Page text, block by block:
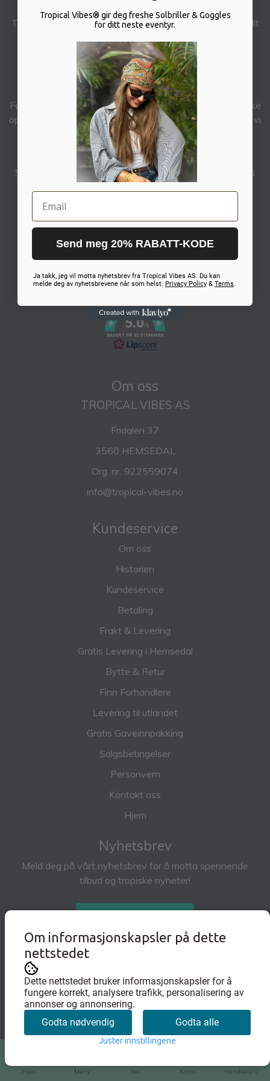
Hjem Meny Søk Konto Handlekurv
Tropical Vibes® handler om å gjøre det du elsker, leve fullt
hvert øyeblikk!
| FOLLOW YOUR PASSION |
Følg oss gjerne på Instagram for nyheter og andre tropiske
oppdateringer!
@tropicalvibes.no– gøy om du
oss så vi
kan dele historien din!
Lurer du på noe?
Send DM på Insta eller mail til:info@tropical-vibes.no
så
Tropiske Good Vibes fra Hemsedal ❤️🌴❄
Copyright Tropical Vibes® 2025
5.0/5
BASERT PÅ 82 STEMMER
Om oss
TROPICAL VIBES AS
Fridalen 37
3560 HEMSEDAL
Org. nr. 922559074
info@tropical-vibes.no
Kundeservice
Om oss
Historien
Kundeservice
Betaling
Frakt & Levering
Gratis Levering i Hemsedal
Bytte & Retur
Finn Forhandlere
Levering til utlandet
Gratis Gaveinnpakking
Salgsbetingelser
Personvern
Kontakt oss
Hjem
Nyhetsbrev
Meld deg på vårt nyhetsbrev for å motta spennende
tilbud og tropiske nyheter!
Om informasjonskapsler på dette
nettstedet
Dette nettstedet bruker informasjonskapsler for å
fungere korrekt, analysere trafikk, personalisering av
annonser og annonsering.
Godta nødvendig
Godta alle
Juster innstillingene
Tropical Vibes® gir deg freshe Solbriller & Goggles
for ditt neste eventyr.
Email
Send meg 20% RABATT-KODE
Ja takk, jeg vil motta nyhetsbrev fra Tropical Vibes AS. Du kan
melde deg av nyhetsbrevene når som helst. Privacy Policy & Terms